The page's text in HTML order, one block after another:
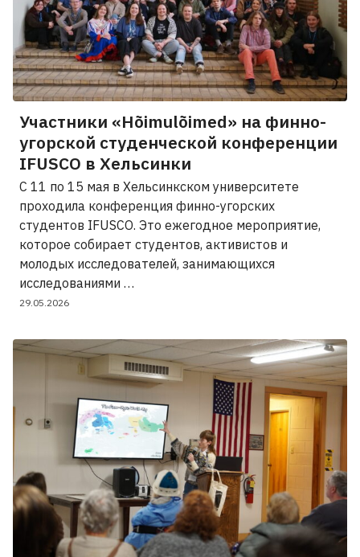
Участники «Hõimulõimed» на финно-
угорской студенческой конференции
IFUSCO в Хельсинки
С 11 по 15 мая в Хельсинкском университете
проходила конференция финно-угорских
студентов IFUSCO. Это ежегодное мероприятие,
которое собирает студентов, активистов и
молодых исследователей, занимающихся
исследованиями …
29.05.2026